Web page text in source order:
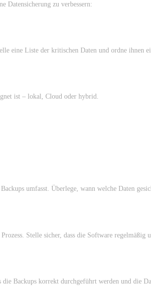
Datensicherung zu verbessern:
eine Liste der kritischen Daten und ordne ihnen
ist – lokal, Cloud oder hybrid.
umfasst. Überlege, wann welche Daten
Stelle sicher, dass die Software regelmäßig
Backups korrekt durchgeführt werden und die